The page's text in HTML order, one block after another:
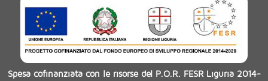
Spesa cofinanziata con le risorse del P.O.R. FESR Liguria 2014-